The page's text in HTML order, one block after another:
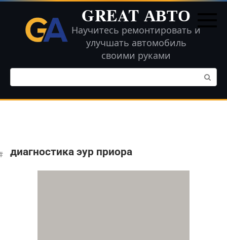
Перейти
контенту
GREAT АВТО
Научитесь ремонтировать и
улучшать автомобиль
своими руками
Поиск:
диагностика эур приора